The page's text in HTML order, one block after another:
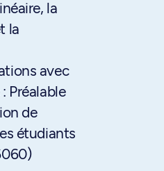
la
la
avec
Préalable
de
étudiants